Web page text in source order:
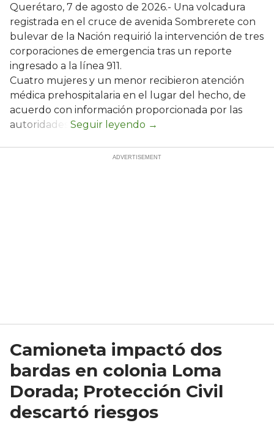
Querétaro, 7 de agosto de 2026.- Una volcadura
registrada en el cruce de avenida Sombrerete con
bulevar de la Nación requirió la intervención de tres
corporaciones de emergencia tras un reporte
ingresado a la línea 911.
Cuatro mujeres y un menor recibieron atención
médica prehospitalaria en el lugar del hecho, de
acuerdo con información proporcionada por las
autoridades.
Camioneta impactó dos
bardas en colonia Loma
Dorada; Protección Civil
descartó riesgos